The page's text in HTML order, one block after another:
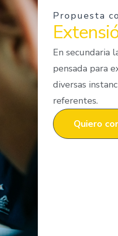
Propuesta
En secundaria
pensada para
diversas
referentes.
Quiero